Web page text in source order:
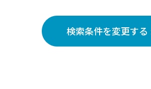
検索条件を変更する